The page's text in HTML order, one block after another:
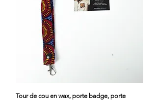
Tour de cou en wax, porte badge, porte